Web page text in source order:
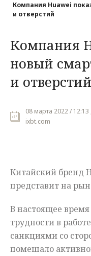
Наука
Культура
Общество
Мнения
Компания Huawei
и отверстий
Компания
новый
и отверстий
08 марта 2022 /
ixbt.com
Китайский бренд
представит на
В настоящее
трудности в
санкциями со
помешало